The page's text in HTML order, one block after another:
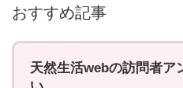
おすすめ記事